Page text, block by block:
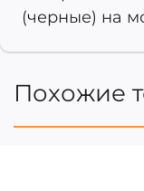
(черные) на
Похожие